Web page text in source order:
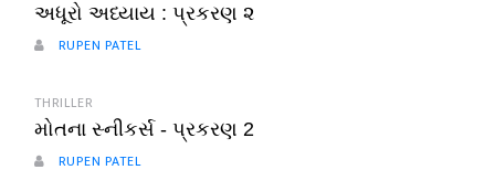
અધૂરો અધ્યાય : પ્રકરણ ૨
RUPEN PATEL
THRILLER
મોતના સ્નીકર્સ - પ્રકરણ 2
RUPEN PATEL